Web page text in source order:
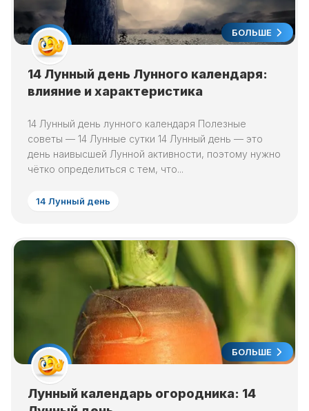
БОЛЬШЕ
14 Лунный день Лунного календаря:
влияние и характеристика
14 Лунный день лунного календаря Полезные
советы — 14 Лунные сутки 14 Лунный день — это
день наивысшей Лунной активности, поэтому нужно
чётко определиться с тем, что...
14 Лунный день
БОЛЬШЕ
Лунный календарь огородника: 14